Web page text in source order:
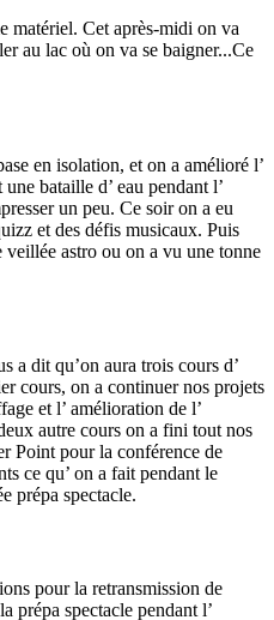
matériel. Cet après-midi on va
au lac où on va se baigner...Ce
en isolation, et on a amélioré l’
bataille d’ eau pendant l’
un peu. Ce soir on a eu
et des défis musicaux. Puis
astro ou on a vu une tonne
a dit qu’on aura trois cours d’
cours, on a continuer nos projets
et l’ amélioration de l’
autre cours on a fini tout nos
Point pour la conférence de
ce qu’ on a fait pendant le
prépa spectacle.
pour la retransmission de
prépa spectacle pendant l’